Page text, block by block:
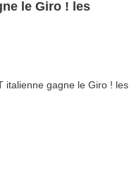
le Giro ! les